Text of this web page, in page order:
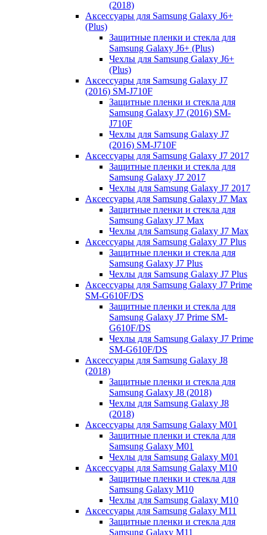
(2018)
Аксессуары для Samsung Galaxy J6+
(Plus)
Защитные пленки и стекла для
Samsung Galaxy J6+ (Plus)
Чехлы для Samsung Galaxy J6+
(Plus)
Аксессуары для Samsung Galaxy J7
(2016) SM-J710F
Защитные пленки и стекла для
Samsung Galaxy J7 (2016) SM-
J710F
Чехлы для Samsung Galaxy J7
(2016) SM-J710F
Аксессуары для Samsung Galaxy J7 2017
Защитные пленки и стекла для
Samsung Galaxy J7 2017
Чехлы для Samsung Galaxy J7 2017
Аксессуары для Samsung Galaxy J7 Max
Защитные пленки и стекла для
Samsung Galaxy J7 Max
Чехлы для Samsung Galaxy J7 Max
Аксессуары для Samsung Galaxy J7 Plus
Защитные пленки и стекла для
Samsung Galaxy J7 Plus
Чехлы для Samsung Galaxy J7 Plus
Аксессуары для Samsung Galaxy J7 Prime
SM-G610F/DS
Защитные пленки и стекла для
Samsung Galaxy J7 Prime SM-
G610F/DS
Чехлы для Samsung Galaxy J7 Prime
SM-G610F/DS
Аксессуары для Samsung Galaxy J8
(2018)
Защитные пленки и стекла для
Samsung Galaxy J8 (2018)
Чехлы для Samsung Galaxy J8
(2018)
Аксессуары для Samsung Galaxy M01
Защитные пленки и стекла для
Samsung Galaxy M01
Чехлы для Samsung Galaxy M01
Аксессуары для Samsung Galaxy M10
Защитные пленки и стекла для
Samsung Galaxy M10
Чехлы для Samsung Galaxy M10
Аксессуары для Samsung Galaxy M11
Защитные пленки и стекла для
Samsung Galaxy M11